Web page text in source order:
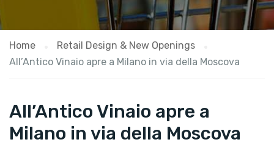
Home
Retail Design & New Openings
​All’Antico Vinaio apre a Milano in via della Moscova
​All’Antico Vinaio apre a
Milano in via della Moscova